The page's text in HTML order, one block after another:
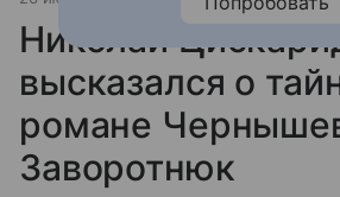
Николай
высказался о
романе
Заворотнюк